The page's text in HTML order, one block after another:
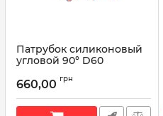
Патрубок силиконовый
угловой 90° D60
Артикул: 90° D60 L200*200
660,00 грн